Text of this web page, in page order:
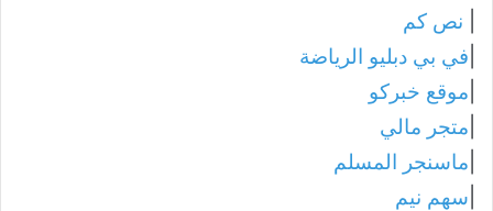
نص كم
في بي دبليو الرياضة
موقع خبركو
متجر مالي
ماسنجر المسلم
سهم نيم